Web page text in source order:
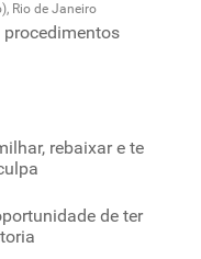
Rio de Janeiro
rebaixar e te
de ter